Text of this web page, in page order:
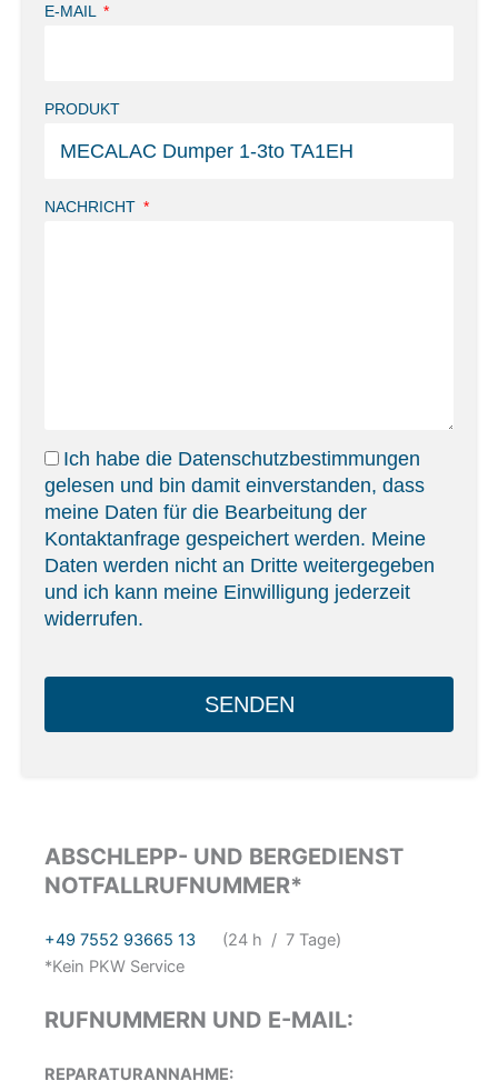
E-MAIL
PRODUKT
NACHRICHT
Ich habe die Datenschutzbestimmungen
gelesen und bin damit einverstanden, dass
meine Daten für die Bearbeitung der
Kontaktanfrage gespeichert werden. Meine
Daten werden nicht an Dritte weitergegeben
und ich kann meine Einwilligung jederzeit
widerrufen.
SENDEN
ABSCHLEPP- UND BERGEDIENST
NOTFALLRUFNUMMER*
+49 7552 93665 13 (24 h / 7 Tage)
*Kein PKW Service
RUFNUMMERN UND E-MAIL:
REPARATURANNAHME: